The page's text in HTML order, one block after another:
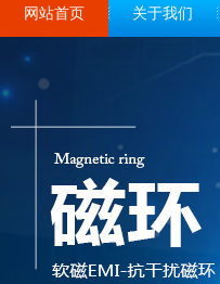
网站首页 关于我们